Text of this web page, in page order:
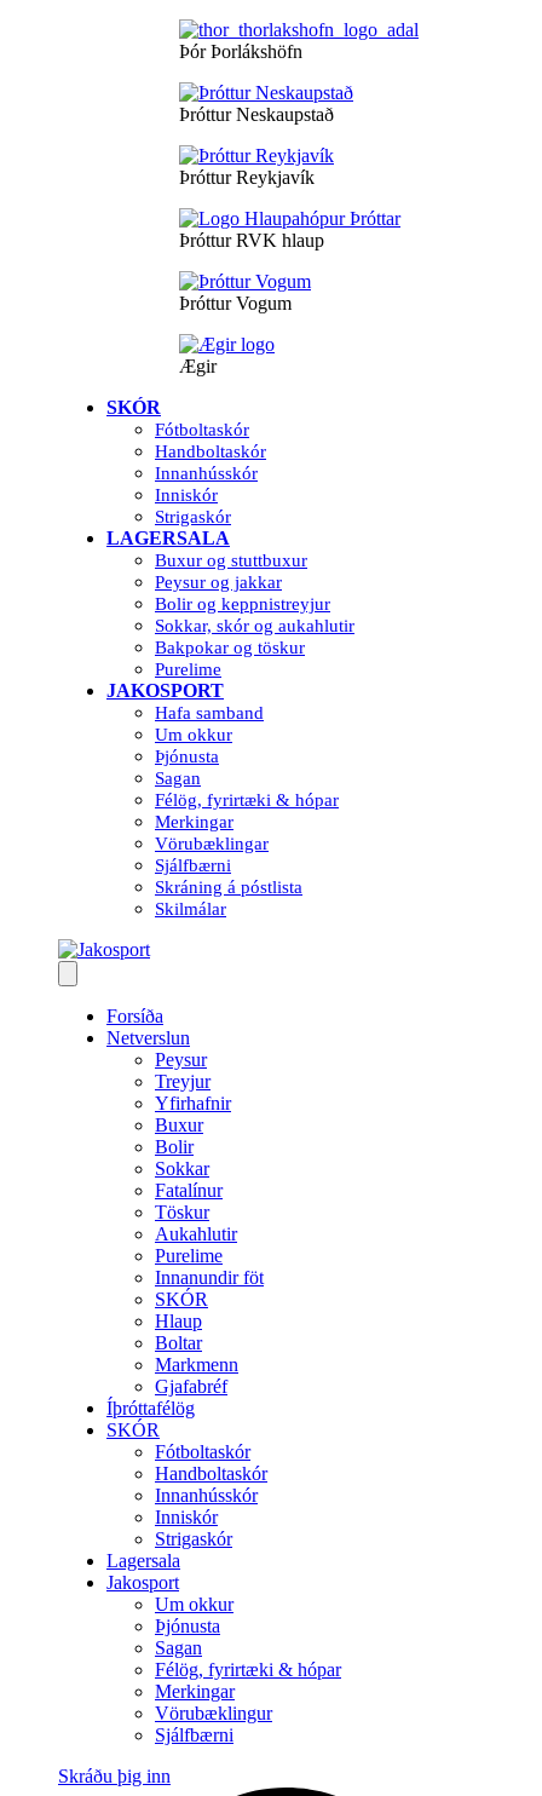
Þór Þorlákshöfn
Þróttur Neskaupstað
Þróttur Reykjavík
Þróttur RVK hlaup
Þróttur Vogum
Ægir
SKÓR
Fótboltaskór
Handboltaskór
Innanhússkór
Inniskór
Strigaskór
LAGERSALA
Buxur og stuttbuxur
Peysur og jakkar
Bolir og keppnistreyjur
Sokkar, skór og aukahlutir
Bakpokar og töskur
Purelime
JAKOSPORT
Hafa samband
Um okkur
Þjónusta
Sagan
Félög, fyrirtæki & hópar
Merkingar
Vörubæklingar
Sjálfbærni
Skráning á póstlista
Skilmálar
Forsíða
Netverslun
Peysur
Treyjur
Yfirhafnir
Buxur
Bolir
Sokkar
Fatalínur
Töskur
Aukahlutir
Purelime
Innanundir föt
SKÓR
Hlaup
Boltar
Markmenn
Gjafabréf
Íþróttafélög
SKÓR
Fótboltaskór
Handboltaskór
Innanhússkór
Inniskór
Strigaskór
Lagersala
Jakosport
Um okkur
Þjónusta
Sagan
Félög, fyrirtæki & hópar
Merkingar
Vörubæklingur
Sjálfbærni
Skráðu þig inn